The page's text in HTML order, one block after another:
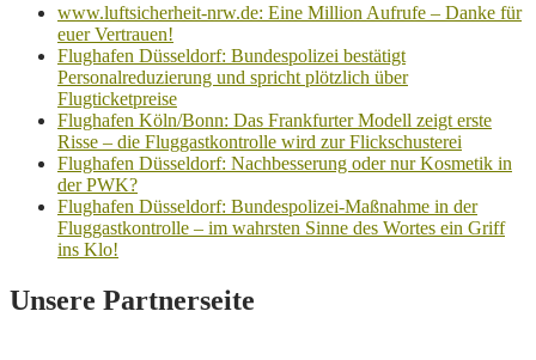
www.luftsicherheit-nrw.de: Eine Million Aufrufe – Danke für
euer Vertrauen!
Flughafen Düsseldorf: Bundespolizei bestätigt
Personalreduzierung und spricht plötzlich über
Flugticketpreise
Flughafen Köln/Bonn: Das Frankfurter Modell zeigt erste
Risse – die Fluggastkontrolle wird zur Flickschusterei
Flughafen Düsseldorf: Nachbesserung oder nur Kosmetik in
der PWK?
Flughafen Düsseldorf: Bundespolizei-Maßnahme in der
Fluggastkontrolle – im wahrsten Sinne des Wortes ein Griff
ins Klo!
Unsere Partnerseite